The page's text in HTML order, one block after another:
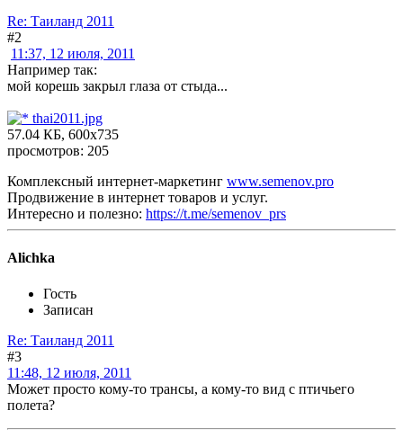
Re: Таиланд 2011
#2
11:37, 12 июля, 2011
Например так:
мой корешь закрыл глаза от стыда...
thai2011.jpg
57.04 КБ, 600x735
просмотров: 205
Комплексный интернет-маркетинг www.semenov.pro
Продвижение в интернет товаров и услуг.
Интересно и полезно: https://t.me/semenov_prs
Alichka
Гость
Записан
Re: Таиланд 2011
#3
11:48, 12 июля, 2011
Может просто кому-то трансы, а кому-то вид с птичьего
полета?